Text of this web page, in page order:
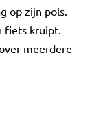
op zijn pols.
fiets kruipt.
meerdere